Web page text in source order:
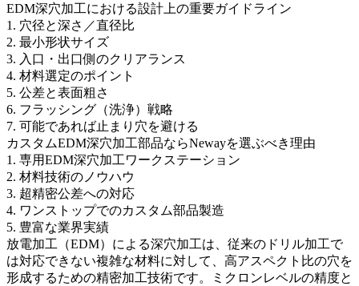
EDM深穴加工における設計上の重要ガイドライン
1. 穴径と深さ／直径比
2. 最小形状サイズ
3. 入口・出口側のクリアランス
4. 材料選定のポイント
5. 公差と表面粗さ
6. フラッシング（洗浄）戦略
7. 可能であれば止まり穴を避ける
カスタムEDM深穴加工部品ならNewayを選ぶべき理由
1. 専用EDM深穴加工ワークステーション
2. 材料技術のノウハウ
3. 超精密公差への対応
4. ワンストップでのカスタム部品製造
5. 豊富な業界実績
放電加工（EDM）による深穴加工は、従来のドリル加工で
は対応できない複雑な材料に対して、高アスペクト比の穴を
形成するための精密加工技術です。ミクロンレベルの精度と